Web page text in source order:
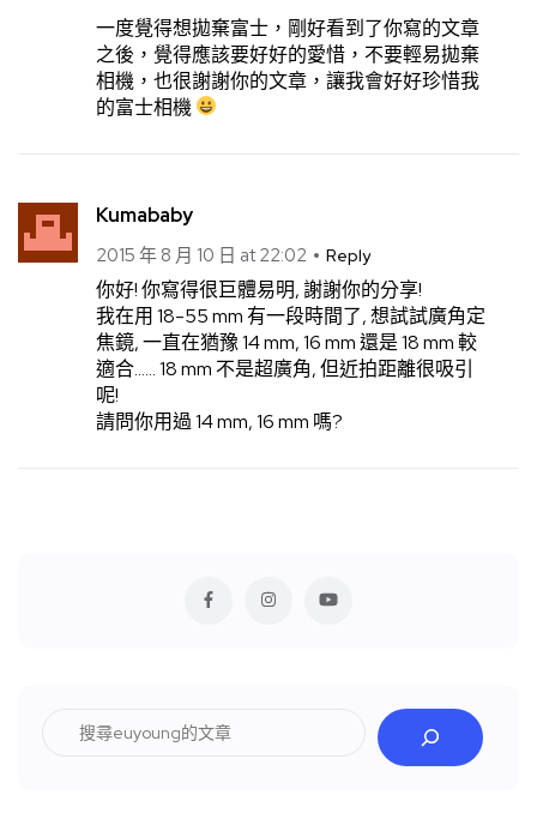
一度覺得想拋棄富士，剛好看到了你寫的文章
之後，覺得應該要好好的愛惜，不要輕易拋棄
相機，也很謝謝你的文章，讓我會好好珍惜我
的富士相機
Kumababy
2015 年 8 月 10 日 at 22:02 Reply
你好! 你寫得很巨體易明, 謝謝你的分享!
我在用 18-55 mm 有一段時間了, 想試試廣角定
焦鏡, 一直在猶豫 14 mm, 16 mm 還是 18 mm 較
適合…… 18 mm 不是超廣角, 但近拍距離很吸引
呢!
請問你用過 14 mm, 16 mm 嗎?